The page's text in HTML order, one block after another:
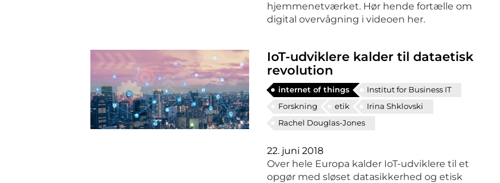
hjemmenetværket. Hør hende fortælle om
digital overvågning i videoen her.
IoT-udviklere kalder til dataetisk
revolution
internet of things
Institut for Business IT
Forskning
etik
Irina Shklovski
Rachel Douglas-Jones
22. juni 2018
Over hele Europa kalder IoT-udviklere til et
opgør med sløset datasikkerhed og etisk